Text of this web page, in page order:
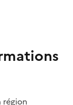
région